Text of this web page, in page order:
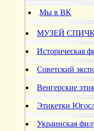
Мы в ВК
МУЗЕЙ
Историческая
Советский
Венгерские
Этикетки
Украинская